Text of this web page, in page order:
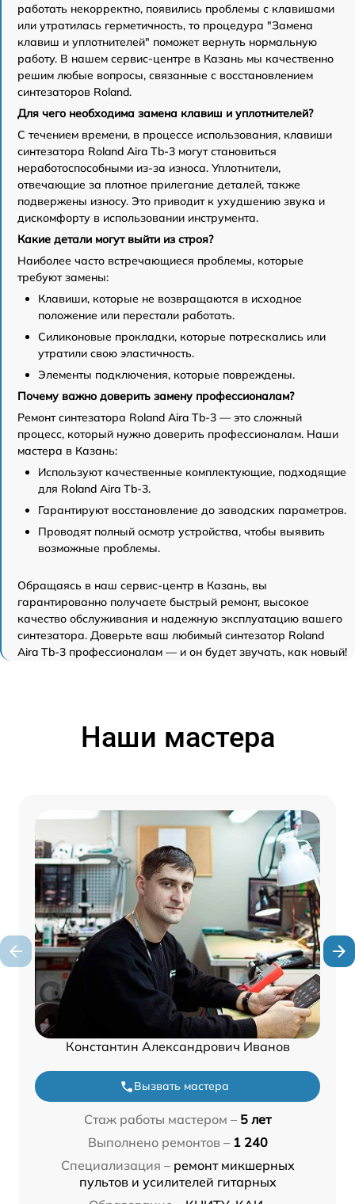
работать некорректно, появились проблемы с клавишами
или утратилась герметичность, то процедура "Замена
клавиш и уплотнителей" поможет вернуть нормальную
работу. В нашем сервис-центре в Казань мы качественно
решим любые вопросы, связанные с восстановлением
синтезаторов Roland.
Для чего необходима замена клавиш и уплотнителей?
С течением времени, в процессе использования, клавиши
синтезатора Roland Aira Tb-3 могут становиться
неработоспособными из-за износа. Уплотнители,
отвечающие за плотное прилегание деталей, также
подвержены износу. Это приводит к ухудшению звука и
дискомфорту в использовании инструмента.
Какие детали могут выйти из строя?
Наиболее часто встречающиеся проблемы, которые
требуют замены:
Клавиши, которые не возвращаются в исходное
положение или перестали работать.
Силиконовые прокладки, которые потрескались или
утратили свою эластичность.
Элементы подключения, которые повреждены.
Почему важно доверить замену профессионалам?
Ремонт синтезатора Roland Aira Tb-3 — это сложный
процесс, который нужно доверить профессионалам. Наши
мастера в Казань:
Используют качественные комплектующие, подходящие
для Roland Aira Tb-3.
Гарантируют восстановление до заводских параметров.
Проводят полный осмотр устройства, чтобы выявить
возможные проблемы.
Обращаясь в наш сервис-центр в Казань, вы
гарантированно получаете быстрый ремонт, высокое
качество обслуживания и надежную эксплуатацию вашего
синтезатора. Доверьте ваш любимый синтезатор Roland
Aira Tb-3 профессионалам — и он будет звучать, как новый!
Наши мастера
Константин Александрович Иванов
Вызвать мастера
Стаж работы мастером – 5 лет
Выполнено ремонтов – 1 240
Специализация – ремонт микшерных
пультов и усилителей гитарных